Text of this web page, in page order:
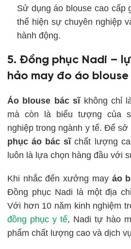
Sử dụng áo blouse cao cấp
thể hiện sự chuyên nghiệp
hành động.
5. Đồng phục Nadi –
hảo may đo áo
Áo blouse bác sĩkhông chỉ
mà còn là biểu tượng của
nghiệp trong ngành y tế. Để
phục áo bác sĩchất lượng
luôn là lựa chọn hàng đầu với
Khi nhắc đến xưởng may áo
Đồng phục Nadi là một địa
Với hơn 10 năm kinh nghiệm
đồng phục y tế, Nadi tự hào
phẩm chất lượng cao và dịch